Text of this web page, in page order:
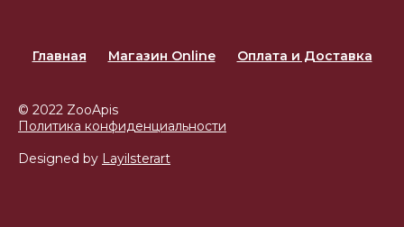
Главная Магазин Online Оплата и Доставка
© 2022 ZooApis
Политика конфиденциальности
Designed by Layilsterart